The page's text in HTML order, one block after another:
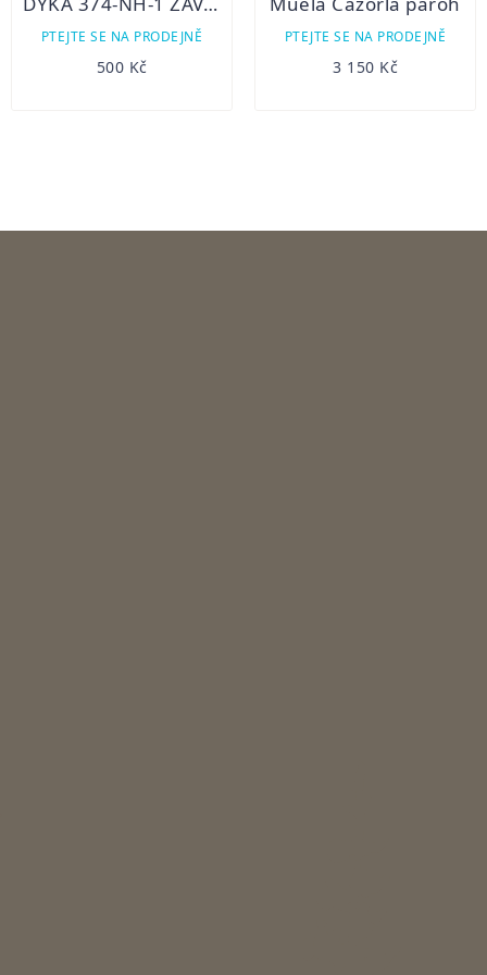
PTEJTE SE NA PRODEJNĚ
500 Kč
PTEJTE SE NA PRODEJNĚ
3 150 Kč